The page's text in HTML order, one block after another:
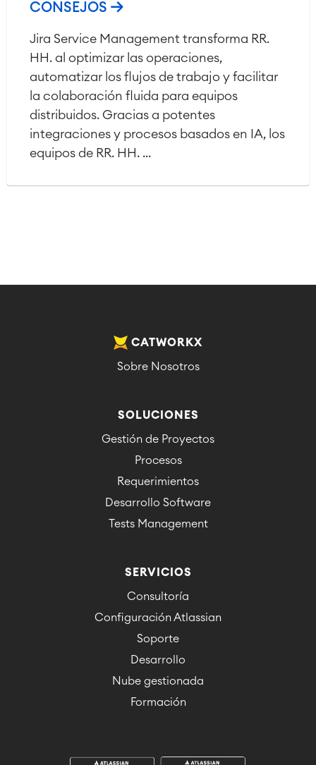
CONSEJOS
Jira Service Management transforma RR.
HH. al optimizar las operaciones,
automatizar los flujos de trabajo y facilitar
la colaboración fluida para equipos
distribuidos. Gracias a potentes
integraciones y procesos basados en IA, los
equipos de RR. HH. ...
CATWORKX
Sobre Nosotros
SOLUCIONES
Gestión de Proyectos
Procesos
Requerimientos
Desarrollo Software
Tests Management
SERVICIOS
Consultoría
Configuración Atlassian
Soporte
Desarrollo
Nube gestionada
Formación